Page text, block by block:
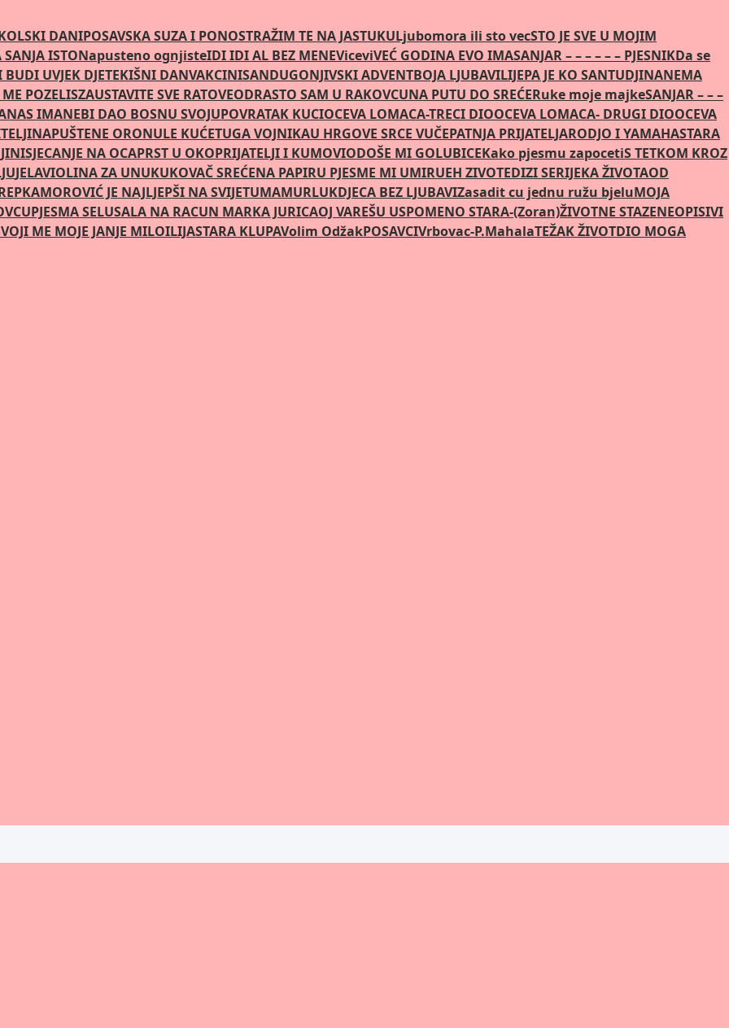
DANIPOSAVSKA SUZA I PONOSTRAŽIM TE NA JASTUKULjubomora ili sto vecSTO JE SVE U MOJIM
ISTONapusteno ognjisteIDI IDI AL BEZ MENEViceviVEĆ GODINA EVO IMASANJAR – – – – – – PJESNIKDa se
UVJEK DJETEKIŠNI DANVAKCINISANDUGONJIVSKI ADVENTBOJA LJUBAVILIJEPA JE KO SANTUDJINANEMA
POZELISZAUSTAVITE SVE RATOVEODRASTO SAM U RAKOVCUNA PUTU DO SREĆERuke moje majkeSANJAR – – –
IMANEBI DAO BOSNU SVOJUPOVRATAK KUCIOCEVA LOMACA-TRECI DIOOCEVA LOMACA- DRUGI DIOOCEVA
NAPUŠTENE ORONULE KUĆETUGA VOJNIKAU HRGOVE SRCE VUČEPATNJA PRIJATELJARODJO I YAMAHASTARA
SJECANJE NA OCAPRST U OKOPRIJATELJI I KUMOVIODOŠE MI GOLUBICEKako pjesmu zapocetiS TETKOM KROZ
JELAVIOLINA ZA UNUKUKOVAČ SREĆENA PAPIRU PJESME MI UMIRUEH ZIVOTEDIZI SERIJEKA ŽIVOTAOD
MOROVIĆ JE NAJLJEPŠI NA SVIJETUMAMURLUKDJECA BEZ LJUBAVIZasadit cu jednu ružu bjeluMOJA
PJESMA SELUSALA NA RACUN MARKA JURICAOJ VAREŠU USPOMENO STARA-(Zoran)ŽIVOTNE STAZENEOPISIVI
ME MOJE JANJE MILOILIJASTARA KLUPAVolim OdžakPOSAVCIVrbovac-P.MahalaTEŽAK ŽIVOTDIO MOGA